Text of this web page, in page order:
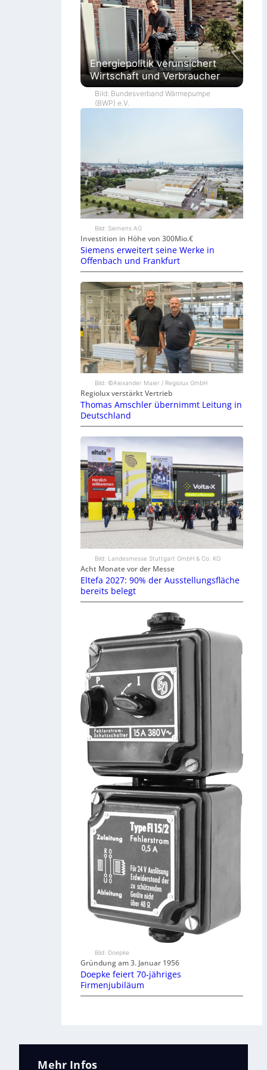
Energiepolitik verunsichert
Wirtschaft und Verbraucher
Bild: Bundesverband Wärmepumpe
(BWP) e.V.
Bild: Siemens AG
Investition in Höhe von 300Mio.€
Siemens erweitert seine Werke in
Offenbach und Frankfurt
Bild: ©Alexander Maier / Regiolux GmbH
Regiolux verstärkt Vertrieb
Thomas Amschler übernimmt Leitung in
Deutschland
Bild: Landesmesse Stuttgart GmbH & Co. KG
Acht Monate vor der Messe
Eltefa 2027: 90% der Ausstellungsfläche
bereits belegt
Bild: Doepke
Gründung am 3. Januar 1956
Doepke feiert 70-jähriges
Firmenjubiläum
Mehr Infos